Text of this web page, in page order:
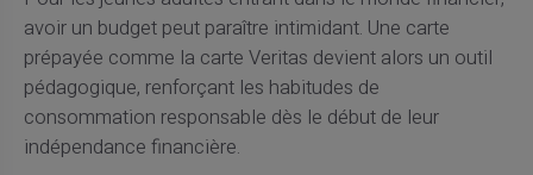
avoir un budget peut paraître intimidant. Une carte
prépayée comme la carte Veritas devient alors un outil
pédagogique, renforçant les habitudes de
consommation responsable dès le début de leur
indépendance financière.